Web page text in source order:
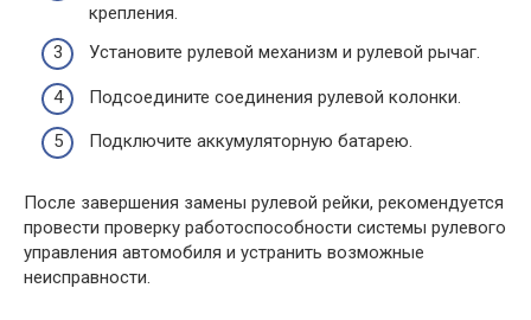
крепления.
Установите рулевой механизм и рулевой рычаг.
Подсоедините соединения рулевой колонки.
Подключите аккумуляторную батарею.
После завершения замены рулевой рейки, рекомендуется
провести проверку работоспособности системы рулевого
управления автомобиля и устранить возможные
неисправности.